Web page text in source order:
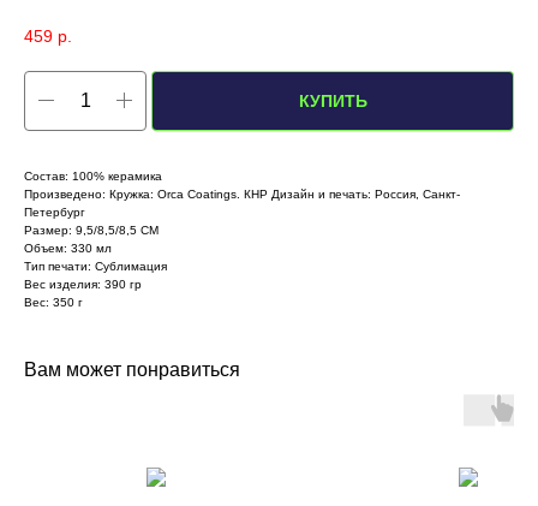
459 р.
КУПИТЬ
Состав: 100% керамика
Произведено: Кружка: Orca Coatings. КНР Дизайн и печать: Россия, Санкт-
Петербург
Размер: 9,5/8,5/8,5 СМ
Объем: 330 мл
Тип печати: Сублимация
Вес изделия: 390 гр
Вес: 350 г
Вам может понравиться